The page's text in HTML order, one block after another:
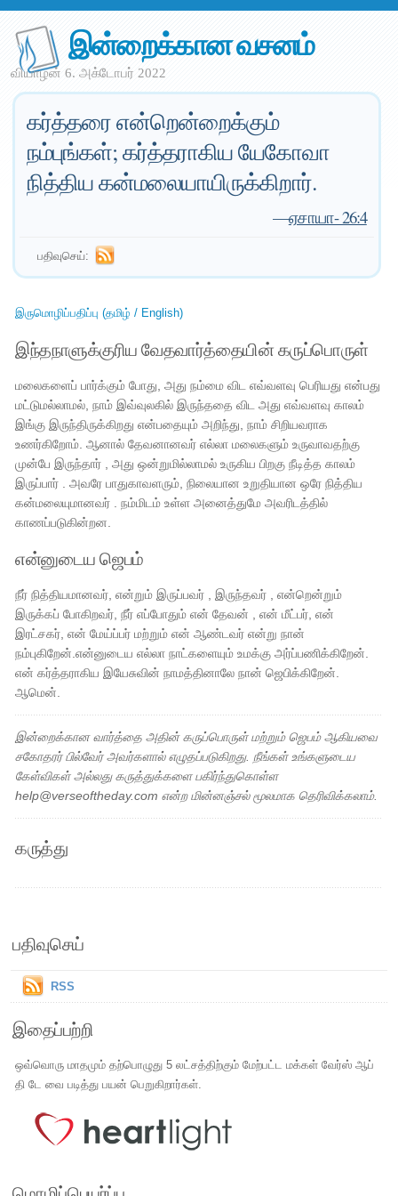
இன்றைக்கான வசனம்
வியாழன் 6. அக்டோபர் 2022
கர்த்தரை என்றென்றைக்கும்
நம்புங்கள்; கர்த்தராகிய யேகோவா
நித்திய கன்மலையாயிருக்கிறார்.
—ஏசாயா- 26:4
பதிவுசெய்:
இருமொழிப்பதிப்பு (தமிழ் / English)
இந்தநாளுக்குரிய வேதவார்த்தையின் கருப்பொருள்
மலைகளைப் பார்க்கும் போது, ​​அது நம்மை விட எவ்வளவு பெரியது என்பது
மட்டுமல்லாமல், நாம் இவ்வுலகில் இருந்ததை விட அது எவ்வளவு காலம்
இங்கு இருந்திருக்கிறது என்பதையும் அறிந்து, நாம் சிறியவராக
உணர்கிறோம். ஆனால் தேவனானவர் எல்லா மலைகளும் உருவாவதற்கு
முன்பே இருந்தார் , அது ஒன்றுமில்லாமல் உருகிய பிறகு நீடித்த காலம்
இருப்பார் . அவரே பாதுகாவளரும், நிலையான உறுதியான ஒரே நித்திய
கன்மலையுமானவர் . நம்மிடம் உள்ள அனைத்துமே அவரிடத்தில்
காணப்படுகின்றன.
என்னுடைய ஜெபம்
நீர் நித்தியமானவர், என்றும் இருப்பவர் , இருந்தவர் , என்றென்றும்
இருக்கப் போகிறவர், நீர் எப்போதும் என் தேவன் , என் மீட்பர், என்
இரட்சகர், என் மேய்ப்பர் மற்றும் என் ஆண்டவர் என்று நான்
நம்புகிறேன்.என்னுடைய எல்லா நாட்களையும் உமக்கு அர்ப்பணிக்கிறேன்.
என் கர்த்தராகிய இயேசுவின் நாமத்தினாலே நான் ஜெபிக்கிறேன்.
ஆமென்.
இன்றைக்கான வார்த்தை அதின் கருப்பொருள் மற்றும் ஜெபம் ஆகியவை
சகோதரர் பில்வேர் அவர்களால் எழுதப்படுகிறது. நீங்கள் உங்களுடைய
கேள்விகள் அல்லது கருத்துக்களை பகிர்ந்துகொள்ள
help@verseoftheday.com என்ற மின்னஞ்சல் மூலமாக தெரிவிக்கலாம்.
கருத்து
பதிவுசெய்
RSS
இதைப்பற்றி
ஒவ்வொரு மாதமும் தற்பொழுது 5 லட்சத்திற்கும் மேற்பட்ட மக்கள் வேர்ஸ் ஆப்
தி டே வை படித்து பயன் பெறுகிறார்கள்.